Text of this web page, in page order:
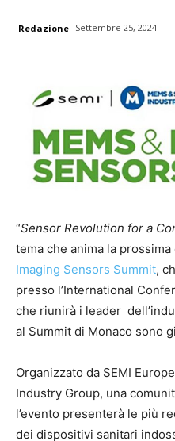
Redazione Settembre 25, 2024
“Sensor Revolution for a
tema che anima la
Imaging Sensors Summit,
presso l’International
che riunirà i leader
al Summit di Monaco sono
Organizzato da SEMI
Industry Group, una
l’evento presenterà le più
dei dispositivi sanitari